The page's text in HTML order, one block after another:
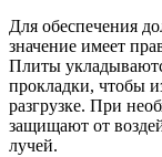
Для обеспечения
значение имеет
Плиты
прокладки, чтобы
разгрузке. При
защищают от
лучей.